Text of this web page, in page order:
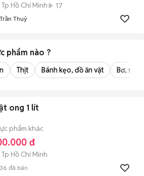
Tp Hồ Chí Minh 17
Trần Thuỷ
phẩm nào ?
Thịt Bánh kẹo, đồ ăn vặt Bơ,
ong 1 lít
phẩm khác
đ
Tp Hồ Chí Minh
36 đã bán